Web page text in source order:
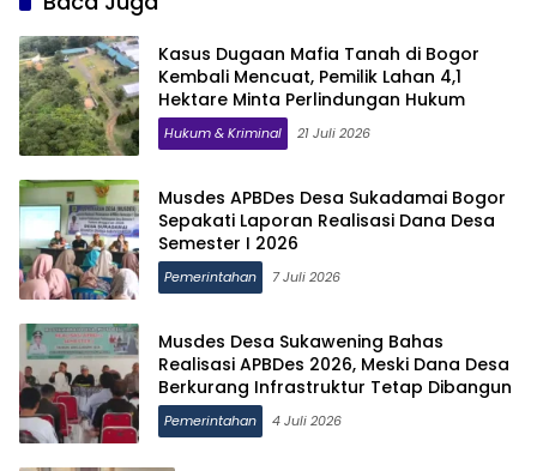
Kasus Dugaan Mafia Tanah di Bogor
Kembali Mencuat, Pemilik Lahan 4,1
Hektare Minta Perlindungan Hukum
Hukum & Kriminal 21 Juli 2026
Musdes APBDes Desa Sukadamai Bogor
Sepakati Laporan Realisasi Dana Desa
Semester I 2026
Pemerintahan 7 Juli 2026
Musdes Desa Sukawening Bahas
Realisasi APBDes 2026, Meski Dana Desa
Berkurang Infrastruktur Tetap Dibangun
Pemerintahan 4 Juli 2026